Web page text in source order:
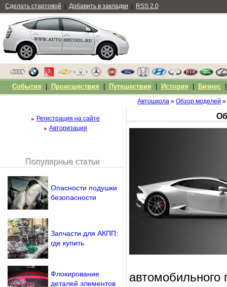
Автошкола » Обзор моделей »
автомобильного
Регистрация на сайте
Авторизация
Напомнить пароль?
Популярные статьи
Опасности подушки
безопасности
Запчасти для АКПП:
где купить
Флокирование
деталей элементов
Сделать стартовой Добавить в закладки RSS 2.0
События Происшествия Путешествия История Бизнес